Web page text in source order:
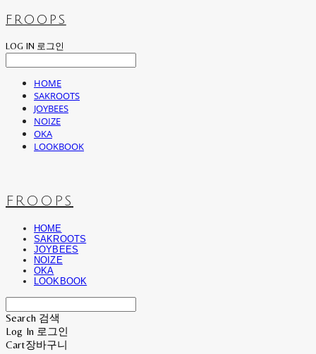
FROOPS
LOG IN 로그인
HOME
SAKROOTS
JOYBEES
NOIZE
OKA
LOOKBOOK
FROOPS
HOME
SAKROOTS
JOYBEES
NOIZE
OKA
LOOKBOOK
Search 검색
Log In 로그인
Cart장바구니